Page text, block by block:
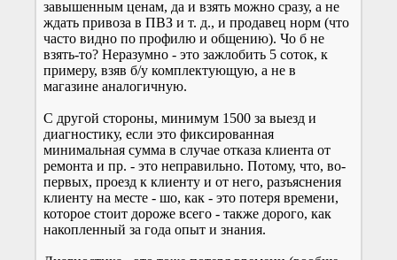
завышенным ценам, да и взять можно сразу, а не
ждать привоза в ПВЗ и т. д., и продавец норм (что
часто видно по профилю и общению). Чо б не
взять-то? Неразумно - это зажлобить 5 соток, к
примеру, взяв б/у комплектующую, а не в
магазине аналогичную.
С другой стороны, минимум 1500 за выезд и
диагностику, если это фиксированная
минимальная сумма в случае отказа клиента от
ремонта и пр. - это неправильно. Потому, что, во-
первых, проезд к клиенту и от него, разъяснения
клиенту на месте - шо, как - это потеря времени,
которое стоит дороже всего - также дорого, как
накопленный за года опыт и знания.